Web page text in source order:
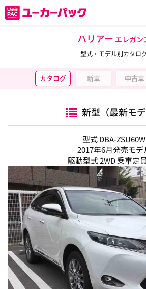
ハリアー エレガン
型式・モデル別カタロ
カタログ 新車 中古車
新型（最新モデ
型式 DBA-ZSU60W
2017年6月発売モデ
駆動型式 2WD 乗車定